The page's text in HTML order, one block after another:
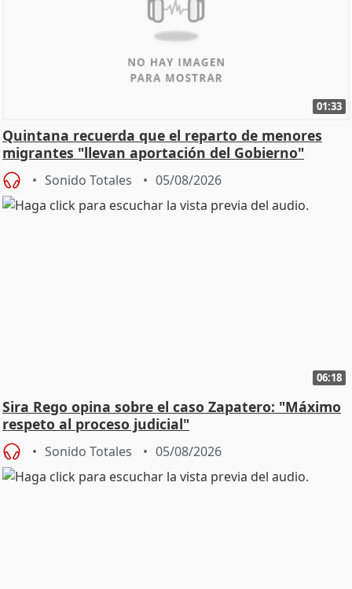
01:33
Quintana recuerda que el reparto de menores
migrantes "llevan aportación del Gobierno"
central
Sonido Totales 05/08/2026
06:18
Sira Rego opina sobre el caso Zapatero: "Máximo
respeto al proceso judicial"
Sonido Totales 05/08/2026